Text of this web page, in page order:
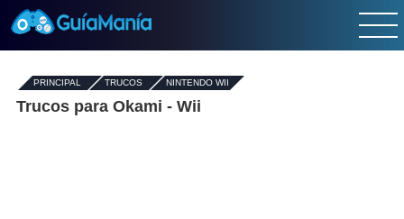
PRINCIPAL - TRUCOS› NINTENDO WII
Trucos para Okami - Wii